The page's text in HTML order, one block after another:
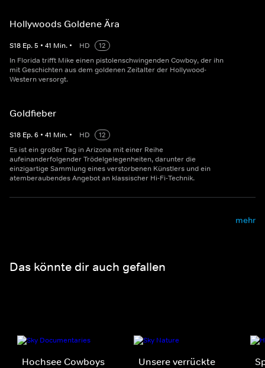
Hollywoods Goldene Ära
S18 Ep.5 • 41 Min. • HD
12
In Florida trifft Mike einen pistolenschwingenden Cowboy, der ihn
mit Geschichten aus dem goldenen Zeitalter der Hollywood-
Western versorgt.
Goldfieber
S18 Ep.6 • 41 Min. • HD
12
Es ist ein großer Tag in Arizona mit einer Reihe
aufeinanderfolgender Trödelgelegenheiten, darunter die
einzigartige Sammlung eines verstorbenen Künstlers und ein
atemberaubendes Angebot an klassischer Hi-Fi-Technik.
mehr
Das könnte dir auch gefallen
Hochsee Cowboys
Unsere verrückte